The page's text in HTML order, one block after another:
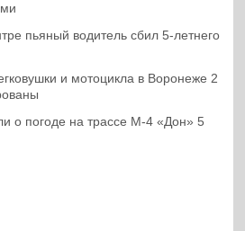
пьяный водитель сбил 5-летнего
и мотоцикла в Воронеже 2
о погоде на трассе М-4 «Дон» 5